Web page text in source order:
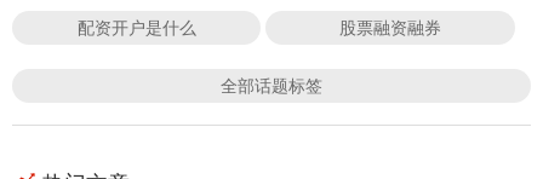
配资开户是什么 股票融资融券
全部话题标签